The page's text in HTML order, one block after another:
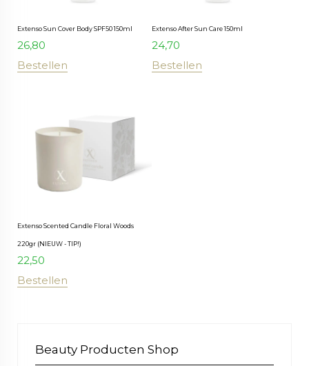
Extenso Sun Cover Body SPF50 150ml
26,80
Bestellen
Extenso After Sun Care 150ml
24,70
Bestellen
Extenso Scented Candle Floral Woods
220gr (NIEUW - TIP!)
22,50
Bestellen
Beauty Producten Shop